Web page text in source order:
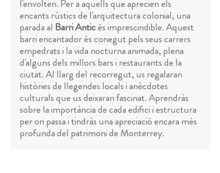
l'envolten. Per a aquells que aprecien els
encants rústics de l'arquitectura colonial, una
parada al Barri Anticés imprescindible. Aquest
barri encantador és conegut pels seus carrers
empedrats i la vida nocturna animada, plena
d'alguns dels millors bars i restaurants de la
ciutat. Al llarg del recorregut, us regalaran
històries de llegendes locals i anècdotes
culturals que us deixaran fascinat. Aprendràs
sobre la importància de cada edifici i estructura
per on passa i tindràs una apreciació encara més
profunda del patrimoni de Monterrey.